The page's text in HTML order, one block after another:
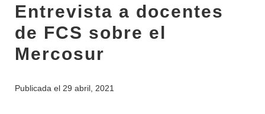
DEPARTAMENTOS
BEDELÍA
EVA FCS
OFERTA DE GRADO
Entrevista a docentes
de FCS sobre el
Mercosur
Publicada el 29 abril, 2021